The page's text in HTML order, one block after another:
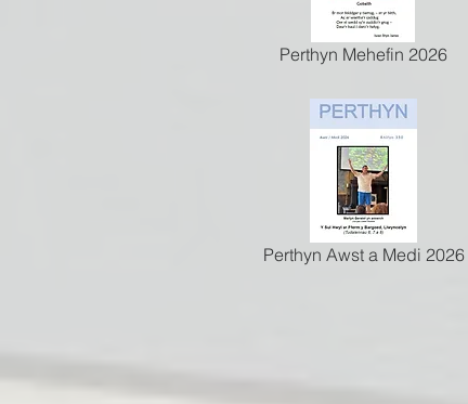
Perthyn Mehefin 2026
Perthyn Awst a Medi 2026